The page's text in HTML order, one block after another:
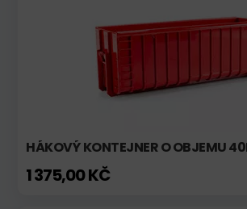
HÁKOVÝ KONTEJNER O OBJEMU
1 375,00 KČ